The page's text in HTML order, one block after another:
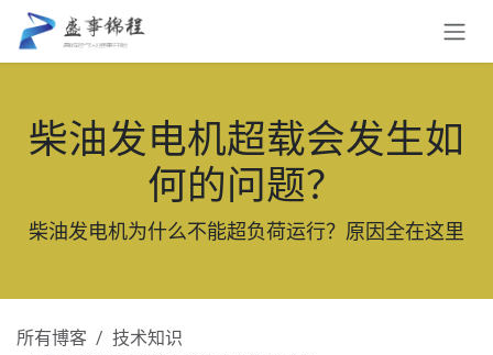
跳至内容
柴油发电机超载会发生如
何的问题？
柴油发电机为什么不能超负荷运行？原因全在这里
所有博客
技术知识